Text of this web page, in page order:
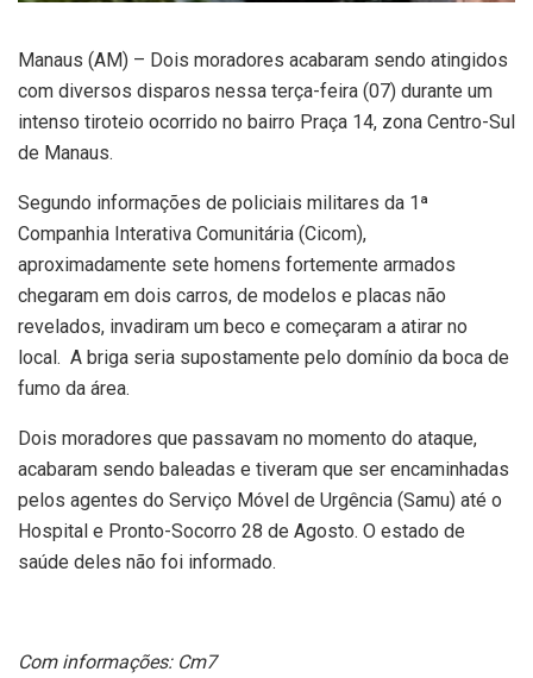
Manaus (AM) – Dois moradores acabaram sendo atingidos
com diversos disparos nessa terça-feira (07) durante um
intenso tiroteio ocorrido no bairro Praça 14, zona Centro-Sul
de Manaus.
Segundo informações de policiais militares da 1ª
Companhia Interativa Comunitária (Cicom),
aproximadamente sete homens fortemente armados
chegaram em dois carros, de modelos e placas não
revelados, invadiram um beco e começaram a atirar no
local. A briga seria supostamente pelo domínio da boca de
fumo da área.
Dois moradores que passavam no momento do ataque,
acabaram sendo baleadas e tiveram que ser encaminhadas
pelos agentes do Serviço Móvel de Urgência (Samu) até o
Hospital e Pronto-Socorro 28 de Agosto. O estado de
saúde deles não foi informado.
Com informações: Cm7